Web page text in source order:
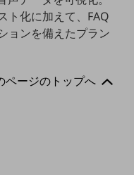
ト化に加えて、FAQ
ョンを備えたプラン
ページのトップへ